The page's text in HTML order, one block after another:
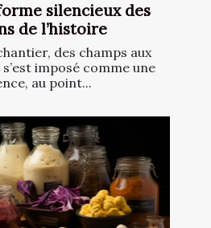
silencieux des
de l’histoire
des champs aux
imposé comme une
au point...